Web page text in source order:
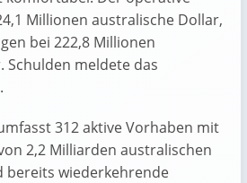
Millionen australische Dollar,
bei 222,8 Millionen
meldete das
312 aktive Vorhaben mit
2,2 Milliarden australischen
bereits wiederkehrende